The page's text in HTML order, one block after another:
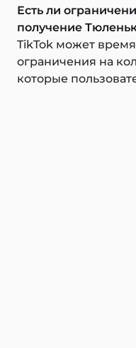
Есть ли
получение
TikTok может
ограничения на
которые